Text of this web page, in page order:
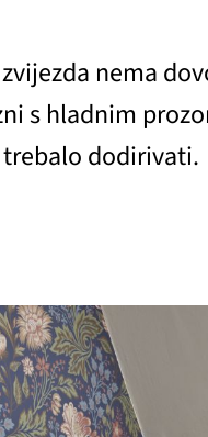
nema
s hladnim
dodirivati.